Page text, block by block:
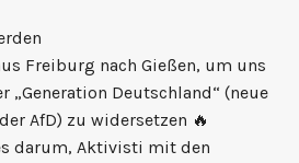
Freiburg nach Gießen, um uns
„Generation Deutschland“ (neue
AfD) zu widersetzen 🔥
darum, Aktivisti mit den